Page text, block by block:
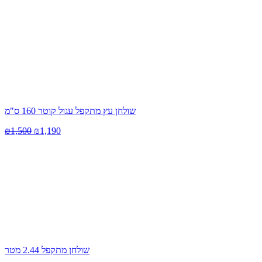
שולחן עץ מתקפל עגול קוטר 160 ס"מ
₪1,500 ₪1,190
שולחן מתקפל 2.44 מטר